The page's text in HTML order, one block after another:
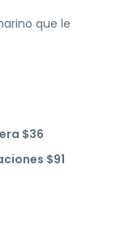
que le
$36
$91